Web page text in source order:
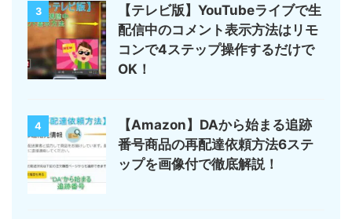
3
【テレビ版】YouTubeライブで生
配信中のコメント表示方法はリモ
コンで4ステップ操作するだけで
OK！
4
【Amazon】DAから始まる追跡
番号商品の再配達依頼方法6ステ
ップを画像付で徹底解説！